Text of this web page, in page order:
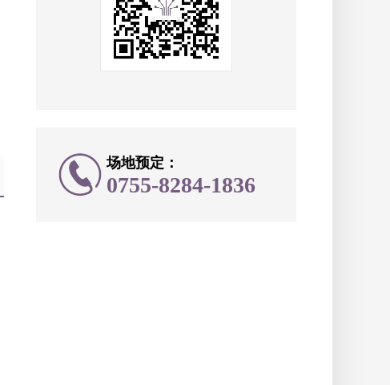
场地预定：
0755-8284-1836